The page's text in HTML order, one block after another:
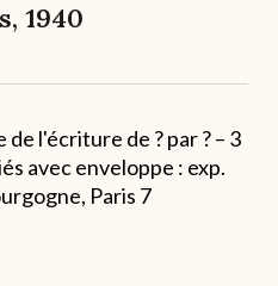
1940
l'écriture de ? par ? – 3
avec enveloppe : exp.
Paris 7